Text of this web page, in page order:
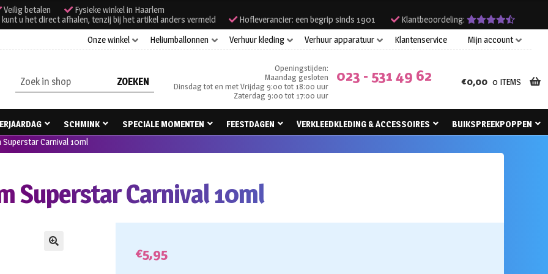
Veilig betalen
Fysieke winkel in Haarlem
u het direct afhalen, tenzij bij het artikel anders vermeld
Hofleverancier: een begrip sinds 1901
Klantbeoordeling:
Onze winkel
Heliumballonnen Verhuur kleding Verhuur apparatuur Klantenservice Mijn account
Zoeken
naar:
Openingstijden:
Maandag gesloten
Dinsdag tot en met Vrijdag 9:00 tot 18:00 uur
Zaterdag 9:00 tot 17:00 uur
023 - 531 49 62 €0,00 0 ITEMS
SCHMINK SPECIALE MOMENTEN FEESTDAGEN VERKLEEDKLEDING & ACCESSOIRES
BUIKSPREEKPOPPEN
Superstar Carnival 10ml
Superstar Carnival 10ml
€5,95